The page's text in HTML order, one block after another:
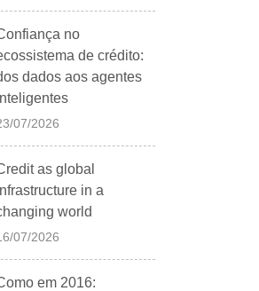
no
de crédito:
dados aos agentes
07/2026
as global
in a
world
07/2026
em 2016: